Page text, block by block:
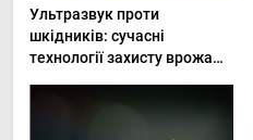
Ультразвук проти
шкідників: сучасні
технології захисту врожаю